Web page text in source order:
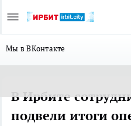
Мы в ВКонтакте
В Ирбите
подвели итоги